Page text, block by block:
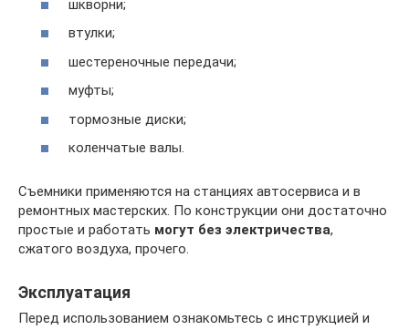
шкворни;
втулки;
шестереночные передачи;
муфты;
тормозные диски;
коленчатые валы.
Съемники применяются на станциях автосервиса и в
ремонтных мастерских. По конструкции они достаточно
простые и работать могут без электричества,
сжатого воздуха, прочего.
Эксплуатация
Перед использованием ознакомьтесь с инструкцией и